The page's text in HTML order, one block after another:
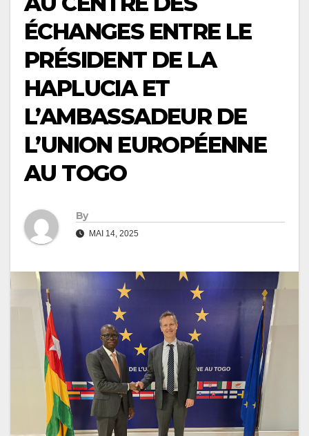
ÉCHANGES ENTRE LE
PRÉSIDENT DE LA
HAPLUCIA ET
L’AMBASSADEUR DE
L’UNION EUROPÉENNE
AU TOGO
MAI 14, 2025